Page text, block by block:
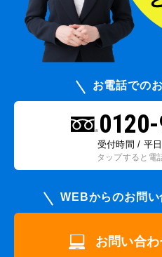
お電話での
受付時間 / 平
タップすると電
WEBからのお問い
お問い合